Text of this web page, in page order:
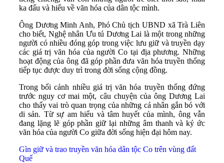
ka đấu và hiểu về văn hóa của dân tộc mình.
Ông Dương Minh Anh, Phó Chủ tịch UBND xã Trà Liên
cho biết, Nghệ nhân Ưu tú Dương Lai là một trong những
người có nhiều đóng góp trong việc lưu giữ và truyền dạy
các giá trị văn hóa của người Co tại địa phương. Những
hoạt động của ông đã góp phần đưa văn hóa truyền thống
tiếp tục được duy trì trong đời sống cộng đồng.
Trong bối cảnh nhiều giá trị văn hóa truyền thống đứng
trước nguy cơ mai một, câu chuyện của ông Dương Lai
cho thấy vai trò quan trọng của những cá nhân gắn bó với
di sản. Từ sự am hiểu và tâm huyết của mình, ông vẫn
đang lặng lẽ góp phần giữ lại những âm thanh và ký ức
văn hóa của người Co giữa đời sống hiện đại hôm nay.
Gìn giữ và trao truyền văn hóa dân tộc Co trên vùng đất
Quế